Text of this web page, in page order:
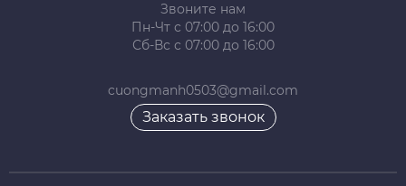
Звоните нам
Пн-Чт с 07:00 до 16:00
Сб-Вс с 07:00 до 16:00
cuongmanh0503@gmail.com
Заказать звонок